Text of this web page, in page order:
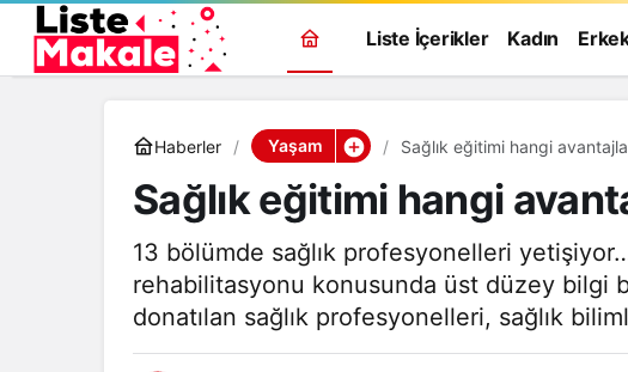
Liste İçerikler Kadın
Haberler Yaşam Sağlık eğitimi hangi
Sağlık eğitimi hangi
13 bölümde sağlık profesyonelleri
rehabilitasyonu konusunda üst düzey bilgi
donatılan sağlık profesyonelleri, sağlık